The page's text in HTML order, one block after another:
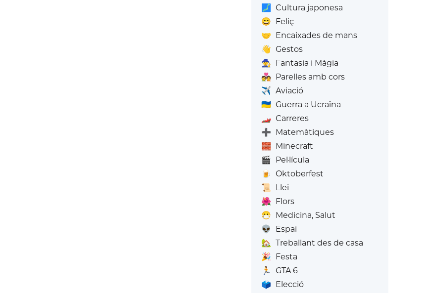
🗾 Cultura japonesa
😄 Feliç
🤝 Encaixades de mans
👋 Gestos
🧙 Fantasia i Màgia
💑 Parelles amb cors
✈️ Aviació
🇺🇦 Guerra a Ucraïna
🏎️ Carreres
➕ Matemàtiques
🧱 Minecraft
🎬 Pel·lícula
🍺
Oktoberfest
📜
Llei
🌺 Flors
😷 Medicina, Salut
👽
Espai
🏡 Treballant des de casa
🎉 Festa
🏃
GTA 6
🗳️ Elecció